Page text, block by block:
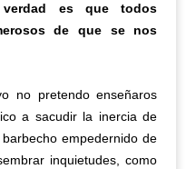
es que todos
de que se nos
no pretendo enseñaros
a sacudir la inercia de
empedernido de
inquietudes, como